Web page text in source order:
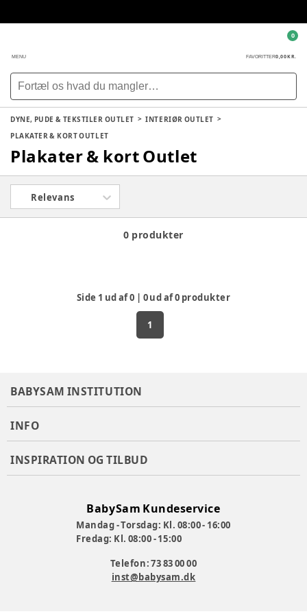
MENU FAVORITTER0,00 KR.
0
DYNE, PUDE & TEKSTILER OUTLET
INTERIØR OUTLET
PLAKATER & KORT OUTLET
Plakater & kort Outlet
Relevans
0 produkter
Side 1 ud af0 0ud af0 produkter
1
BABYSAM INSTITUTION
INFO
INSPIRATION OG TILBUD
BabySam Kundeservice
Mandag - Torsdag: Kl. 08:00 - 16:00
Fredag: Kl. 08:00 - 15:00
Telefon: 73 83 00 00
inst@babysam.dk